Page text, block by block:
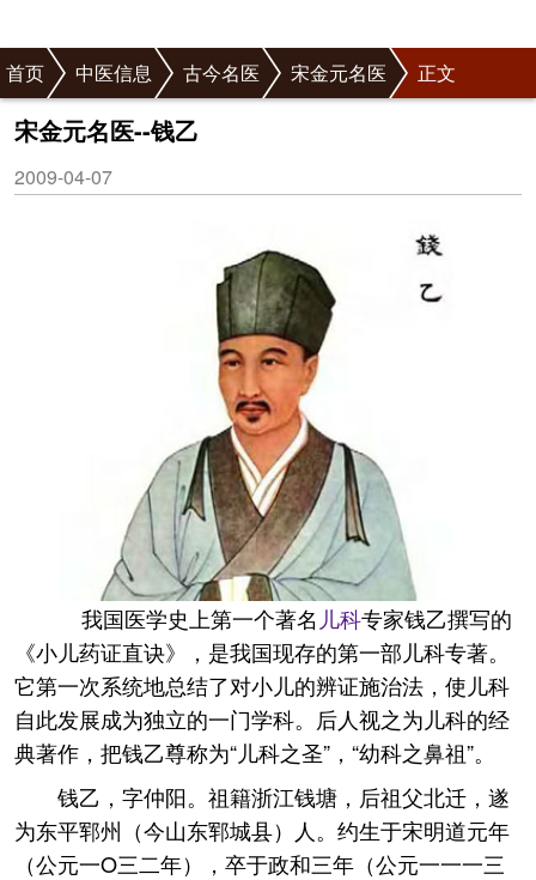
首页 中医信息 古今名医 宋金元名医 正文
宋金元名医--钱乙
2009-04-07
我国医学史上第一个著名 儿科专家钱乙撰写的
《小儿药证直诀》，是我国现存的第一部儿科专著。
它第一次系统地总结了对小儿的辨证施治法，使儿科
自此发展成为独立的一门学科。后人视之为儿科的经
典著作，把钱乙尊称为“儿科之圣”，“幼科之鼻祖”。
钱乙，字仲阳。祖籍浙江钱塘，后祖父北迁，遂
为东平郓州（今山东郓城县）人。约生于宋明道元年
（公元一O三二年），卒于政和三年（公元一一一三